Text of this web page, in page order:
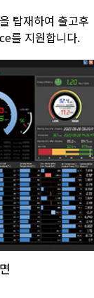
탑재하여 출고후
를 지원합니다.